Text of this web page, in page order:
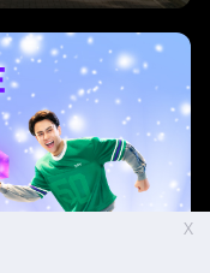
X
cosmetic,
ฑ์
ความงามและชะลอ
Clinic)
therapist,
manager